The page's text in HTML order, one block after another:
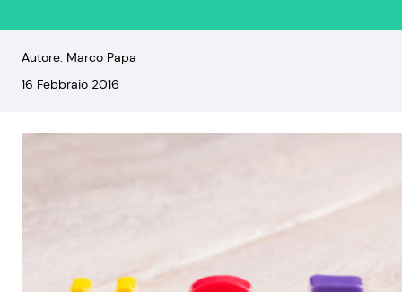
Autore: Marco Papa
16 Febbraio 2016